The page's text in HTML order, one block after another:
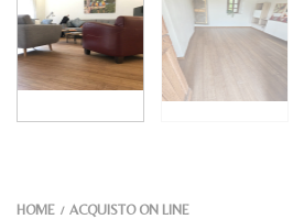
HOME / ACQUISTO ON LINE